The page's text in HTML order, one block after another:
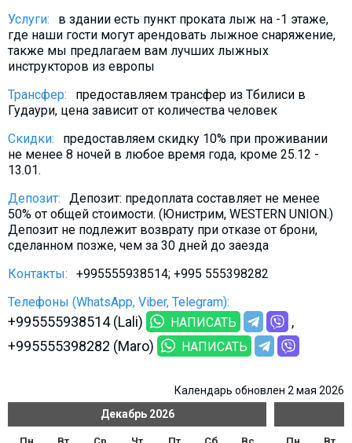
Услуги:
в здании есть пункт проката лыж на -1 этаже,
где наши гости могут арендовать лыжное снаряжение,
также мы предлагаем вам лучших лыжных
инструкторов из европы
Трансфер:
предоставляем трансфер из Тбилиси в
Гудаури, цена зависит от количества человек
Скидки:
предоставляем скидку 10% при проживании
не менее 8 ночей в любое время года, кроме 25.12 -
13.01.
Депозит:
Депозит: предоплата составляет не менее
50% от общей стоимости. (Юнистрим, WESTERN UNION.)
Депозит не подлежит возврату при отказе от брони,
сделанном позже, чем за 30 дней до заезда
Контакты:
+995555938514; +995 555398282
Телефоны (WhatsApp, Viber, Telegram):
+995555938514 (Lali) НАПИСАТЬ
+995555398282 (Maro) НАПИСАТЬ
Календарь обновлен 2 мая 2026
Декабрь 2026
Деньги
Мобильная связь
Отчеты